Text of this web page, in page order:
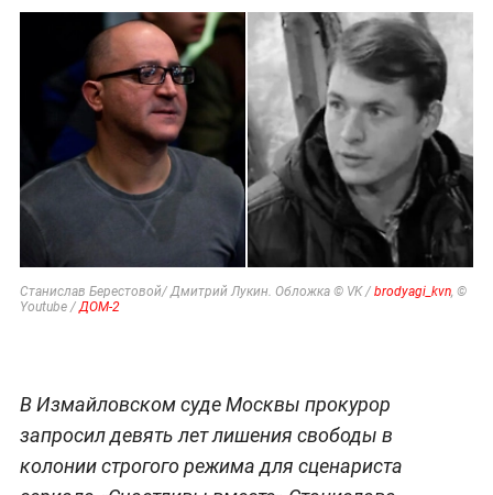
Станислав Берестовой/ Дмитрий Лукин. Обложка © VK / brodyagi_kvn, ©
Youtube / ДОМ-2
В Измайловском суде Москвы прокурор
запросил девять лет лишения свободы в
колонии строгого режима для сценариста